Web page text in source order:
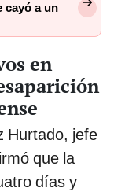
cayó a un
en
Hurtado, jefe
que la
días y